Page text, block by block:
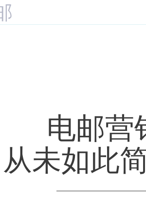
电邮营
从未如此